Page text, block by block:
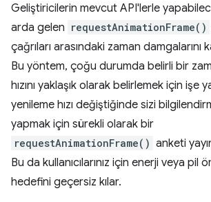
Geliştiricilerin mevcut API'lerle
arda gelen requestAnimationFrame()
çağrıları arasındaki zaman damgalarını
Bu yöntem, çoğu durumda belirli bir
hızını yaklaşık olarak belirlemek için işe
yenileme hızı değiştiğinde sizi
yapmak için sürekli olarak bir
requestAnimationFrame() anketi
Bu da kullanıcılarınız için enerji veya pil
hedefini geçersiz kılar.